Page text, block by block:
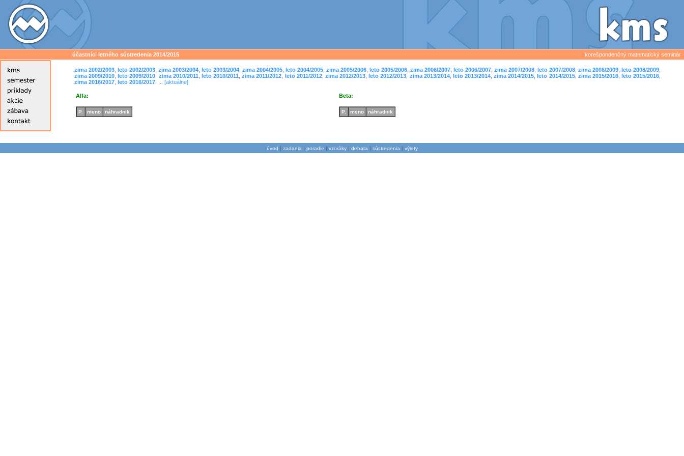
účastníci letného sústredenia 2014/2015 korešpondenčný matematický seminár
zima 2002/2003 leto 2002/2003 zima 2003/2004 leto 2003/2004 zima 2004/2005 leto 2004/2005 zima 2005/2006 leto 2005/2006 zima 2006/2007 leto 2006/2007 zima 2007/2008 leto 2007/2008 zima 2008/2009 leto 2008/2009
zima 2009/2010 ,leto 2009/2010 zima 2010/2011 leto 2010/2011 ,zima 2011/2012 leto 2011/2012, zima 2012/2013 ,leto 2012/2013 zima 2013/2014, leto 2013/2014,zima 2014/2015 ,leto 2014/2015, zima 2015/2016,leto 2015/2016
zima 2016/2017 leto 2016/2017 [aktuálne]
Alfa: Beta:
P. meno náhradnik P. meno náhradnik
úvod | zadania | poradie | vzoráky| debata | sústredenia | výlety